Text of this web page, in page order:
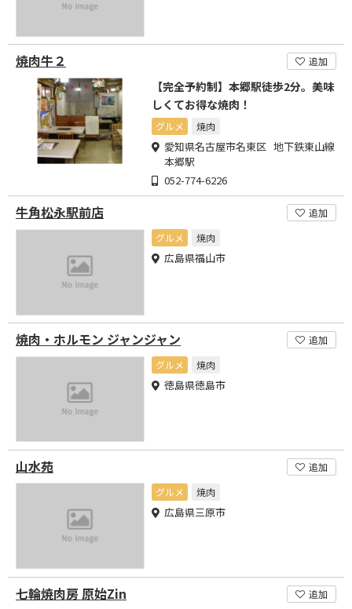
焼肉牛２ 追加
【完全予約制】本郷駅徒歩2分。美味
しくてお得な焼肉！
グルメ 焼肉
愛知県名古屋市名東区 地下鉄東山線
本郷駅
052-774-6226
牛角松永駅前店
追加
グルメ
焼肉
広島県福山市
焼肉・ホルモン ジャンジャン
追加
グルメ
焼肉
徳島県徳島市
山水苑
追加
グルメ
焼肉
広島県三原市
七輪焼肉房 原始Zin 追加